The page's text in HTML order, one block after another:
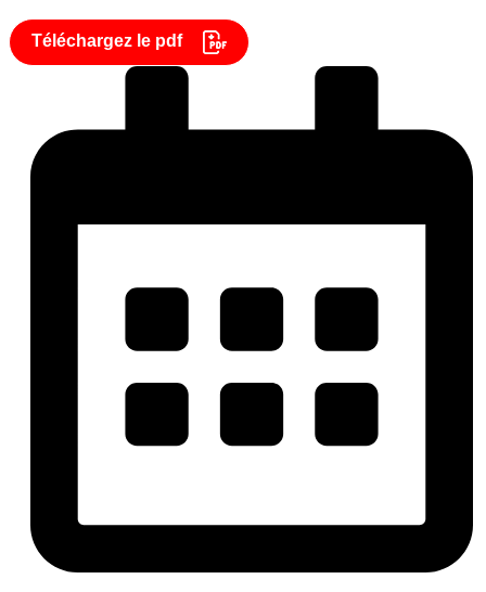
Téléchargez le pdf